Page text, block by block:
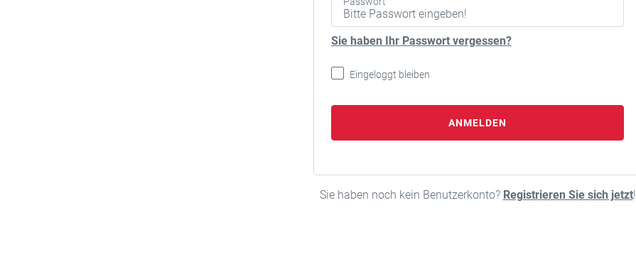
Sie haben Ihr Passwort vergessen?
Eingeloggt bleiben
ANMELDEN
Sie haben noch kein Benutzerkonto? Registrieren Sie sich jetzt!